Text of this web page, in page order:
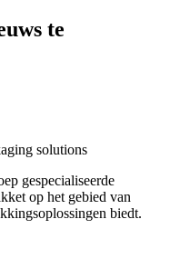
te
gespecialiseerde
op het gebied van
biedt.